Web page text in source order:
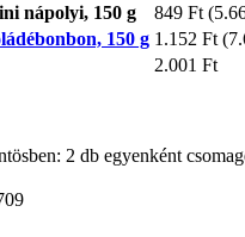
nápolyi, 150 g 849 Ft
150 g 1.152 Ft
2.001 Ft
2 db egyenként